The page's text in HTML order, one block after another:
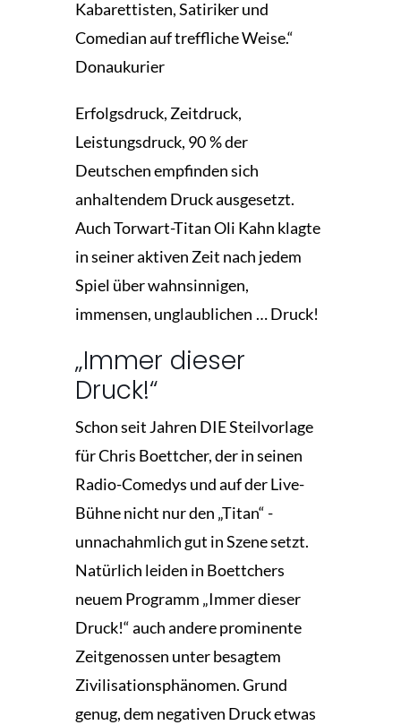
Kabarettisten, Satiriker und
Comedian auf treffliche Weise.“
Donaukurier
Erfolgsdruck, Zeitdruck,
Leistungsdruck, 90 % der
Deutschen empfinden sich
anhaltendem Druck ausgesetzt.
Auch Torwart-Titan Oli Kahn klagte
in seiner aktiven Zeit nach jedem
Spiel über wahnsinnigen,
immensen, unglaublichen … Druck!
„Immer dieser
Druck!“
Schon seit Jahren DIE Steilvorlage
für Chris Boettcher, der in seinen
Radio-Comedys und auf der Live-
Bühne nicht nur den „Titan“ ­
unnachahmlich gut in Szene setzt.
Natürlich leiden in Boettchers
neuem Programm „Immer dieser
Druck!“ auch andere prominente
Zeitgenossen unter besagtem
Zivilisationsphänomen. Grund
genug, dem negativen Druck etwas